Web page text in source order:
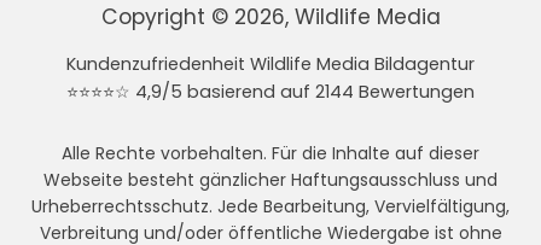
Copyright © 2026, Wildlife Media
Kundenzufriedenheit Wildlife Media Bildagentur
⭐⭐⭐⭐☆ 4,9/5 basierend auf 2144 Bewertungen
Alle Rechte vorbehalten. Für die Inhalte auf dieser
Webseite besteht gänzlicher Haftungsausschluss und
Urheberrechtsschutz. Jede Bearbeitung, Vervielfältigung,
Verbreitung und/oder öffentliche Wiedergabe ist ohne